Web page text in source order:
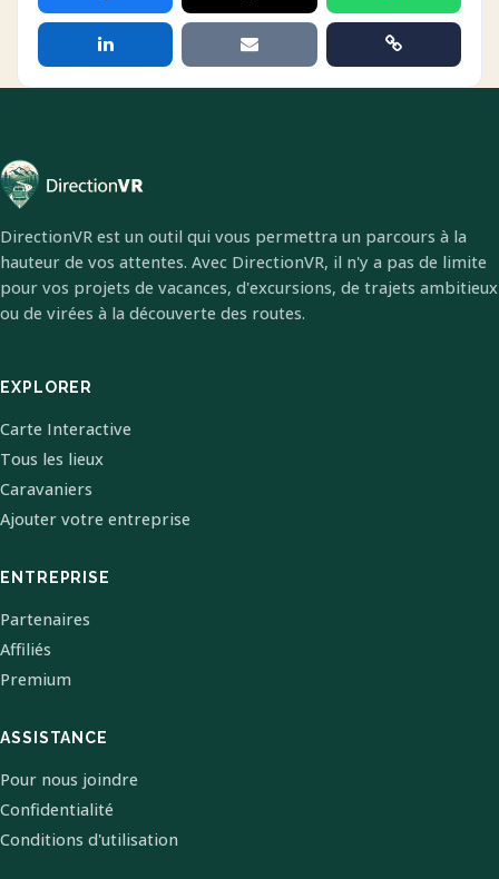
DirectionVR est un outil qui vous permettra un parcours à la
hauteur de vos attentes. Avec DirectionVR, il n'y a pas de limite
pour vos projets de vacances, d'excursions, de trajets ambitieux
ou de virées à la découverte des routes.
EXPLORER
Carte Interactive
Tous les lieux
Caravaniers
Ajouter votre entreprise
ENTREPRISE
Partenaires
Affiliés
Premium
ASSISTANCE
Pour nous joindre
Confidentialité
Conditions d'utilisation